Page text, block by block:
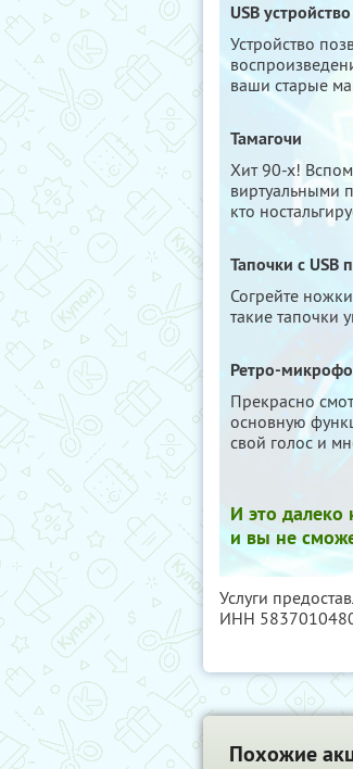
USB
Устройство
ваши старые
Тамагочи
Хит 90-х!
виртуальными
кто
Тапочки с USB
Согрейте
такие тапочки
Ретро-
Прекрасно
основную
свой голос и
И это далеко
и вы не
Услуги
ИНН
Похожие